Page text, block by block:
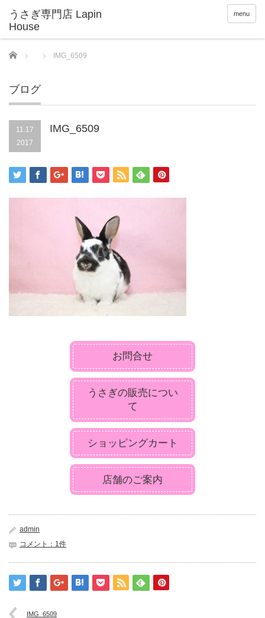
menu
Home IMG_6509
ブログ
11.17
2017
IMG_6509
お問合せ
うさぎの販売につい
て
ショッピングカート
店舗のご案内
admin
コメント：1件
IMG_6509